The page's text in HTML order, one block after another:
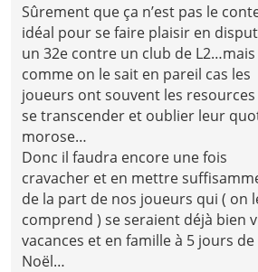
Sûrement que ça n’est pas le
idéal pour se faire plaisir en
un 32e contre un club de L2…mais
comme on le sait en pareil cas les
joueurs ont souvent les
se transcender et oublier leur
morose…
Donc il faudra encore une fois
cravacher et en mettre
de la part de nos joueurs qui ( on
comprend ) se seraient déjà bien
vacances et en famille à 5 jours de
Noël…